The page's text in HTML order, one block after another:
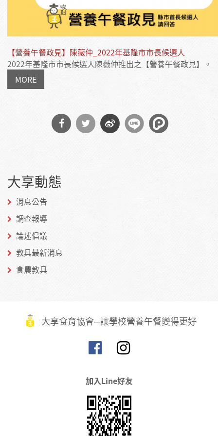
【營養午餐政見】陳薇仲_2022年基隆市市長候選人
2022年基隆市市長候選人陳薇仲推出之【營養午餐政見】。
MORE
Facebook
大享動態
消息公告
調查報導
論述倡議
教具最新消息
食農教具
大享食育協會─讓學校營養午餐變得更好
加入Line好友